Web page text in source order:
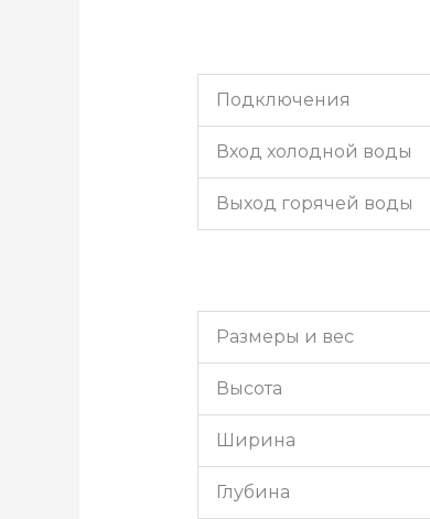
Подключения
Вход холодной воды
Выход горячей воды
Размеры и вес
Высота
Ширина
Глубина